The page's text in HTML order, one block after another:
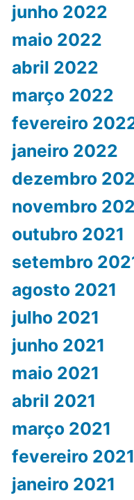
junho 2022
maio 2022
abril 2022
março 2022
fevereiro
janeiro 2022
dezembro
novembro
outubro 2021
setembro
agosto 2021
julho 2021
junho 2021
maio 2021
abril 2021
março 2021
fevereiro 2021
janeiro 2021